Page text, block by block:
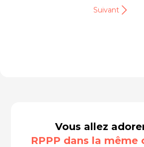
Suivant
Vous allez
RPPP dans la même